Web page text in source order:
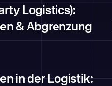
Logistics):
& Abgrenzung
in der Logistik: